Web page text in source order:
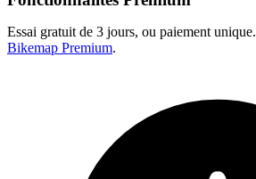
Essai gratuit de 3 jours, ou paiement unique.
Bikemap Premium.